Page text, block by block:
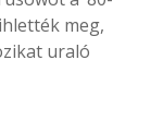
meg,
uraló